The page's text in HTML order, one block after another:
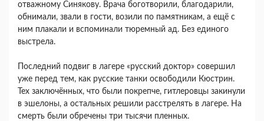
отважному Синякову. Врача боготворили, благодарили,
обнимали, звали в гости, возили по памятникам, а ещё с
ним плакали и вспоминали тюремный ад. Без единого
выстрела.
Последний подвиг в лагере «русский доктор» совершил
уже перед тем, как русские танки освободили Кюстрин.
Тех заключённых, что были покрепче, гитлеровцы закинули
в эшелоны, а остальных решили расстрелять в лагере. На
смерть были обречены три тысячи пленных.